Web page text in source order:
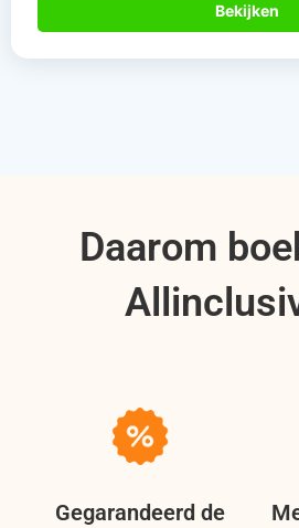
Bekijken
Daarom
Gegarandeerd de